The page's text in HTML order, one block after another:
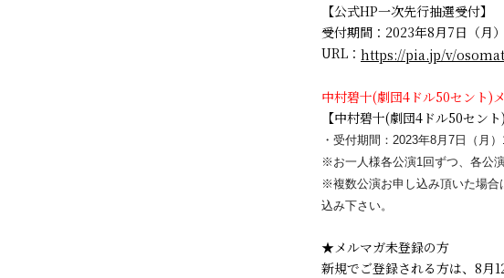
【公式HP一次先行抽選受付】
受付期間：2023年8月7日（月
URL： https://pia.jp/v/
中村碧十(劇団4ドル50セント)
【中村碧十(劇団4ドル50セン
・受付期間：2023年8月7日（月
※お一人様各公演1回ずつ、各公
※複数公演お申し込み頂いた場合
込み下さい。
★メルマガ未登録の方
新規でご登録される方は、8月